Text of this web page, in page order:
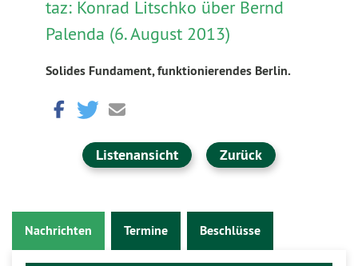
taz: Konrad Litschko über Bernd
Palenda (6. August 2013)
Solides Fundament, funktionierendes Berlin.
Listenansicht Zurück
Nachrichten Termine Beschlüsse